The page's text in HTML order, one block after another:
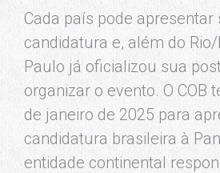
Cada país pode
candidatura e, além do
Paulo já oficializou sua
organizar o evento. O COB
de janeiro de 2025 para
candidatura brasileira à
entidade continental